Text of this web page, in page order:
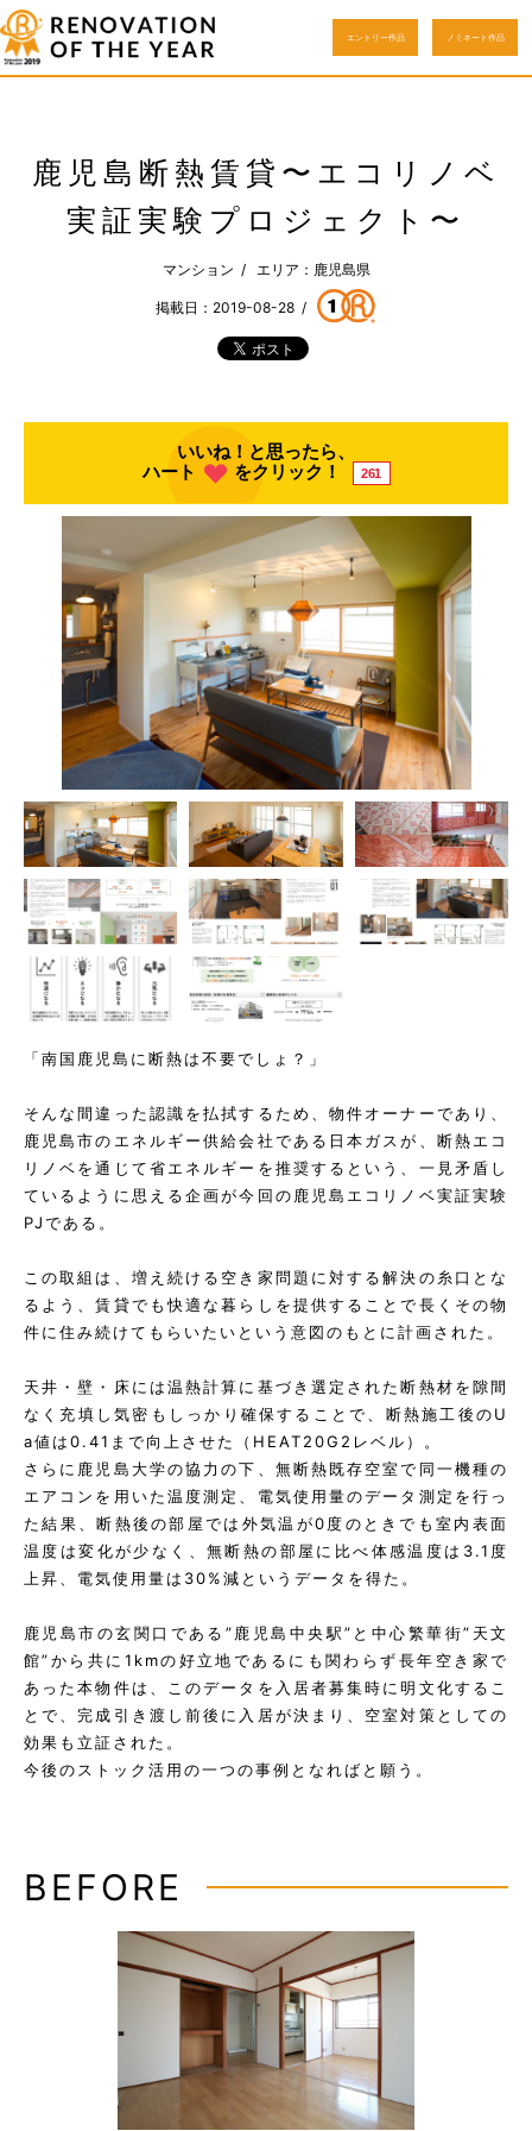
エントリー作品 ノミネート作品
鹿児島断熱賃貸〜エコリノベ
実証実験プロジェクト〜
マンション / エリア：鹿児島県
掲載日：2019-08-28 /
いいね！と思ったら、
ハート
をクリック！ 261
「南国鹿児島に断熱は不要でしょ？」
そんな間違った認識を払拭するため、物件オーナーであり、
鹿児島市のエネルギー供給会社である日本ガスが、断熱エコ
リノベを通じて省エネルギーを推奨するという、一見矛盾し
ているように思える企画が今回の鹿児島エコリノベ実証実験
PJである。
この取組は、増え続ける空き家問題に対する解決の糸口とな
るよう、賃貸でも快適な暮らしを提供することで長くその物
件に住み続けてもらいたいという意図のもとに計画された。
天井・壁・床には温熱計算に基づき選定された断熱材を隙間
なく充填し気密もしっかり確保することで、断熱施工後のU
a値は0.41まで向上させた（HEAT20G2レベル）。
さらに鹿児島大学の協力の下、無断熱既存空室で同一機種の
エアコンを用いた温度測定、電気使用量のデータ測定を行っ
た結果、断熱後の部屋では外気温が0度のときでも室内表面
温度は変化が少なく、無断熱の部屋に比べ体感温度は3.1度
上昇、電気使用量は30%減というデータを得た。
鹿児島市の玄関口である”鹿児島中央駅”と中心繁華街”天文
館”から共に1kmの好立地であるにも関わらず長年空き家で
あった本物件は、このデータを入居者募集時に明文化するこ
とで、完成引き渡し前後に入居が決まり、空室対策としての
効果も立証された。
今後のストック活用の一つの事例となればと願う。
BEFORE